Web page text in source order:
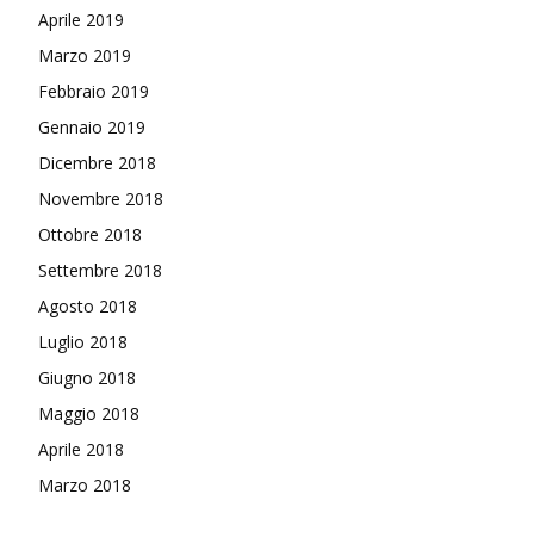
Aprile 2019
Marzo 2019
Febbraio 2019
Gennaio 2019
Dicembre 2018
Novembre 2018
Ottobre 2018
Settembre 2018
Agosto 2018
Luglio 2018
Giugno 2018
Maggio 2018
Aprile 2018
Marzo 2018